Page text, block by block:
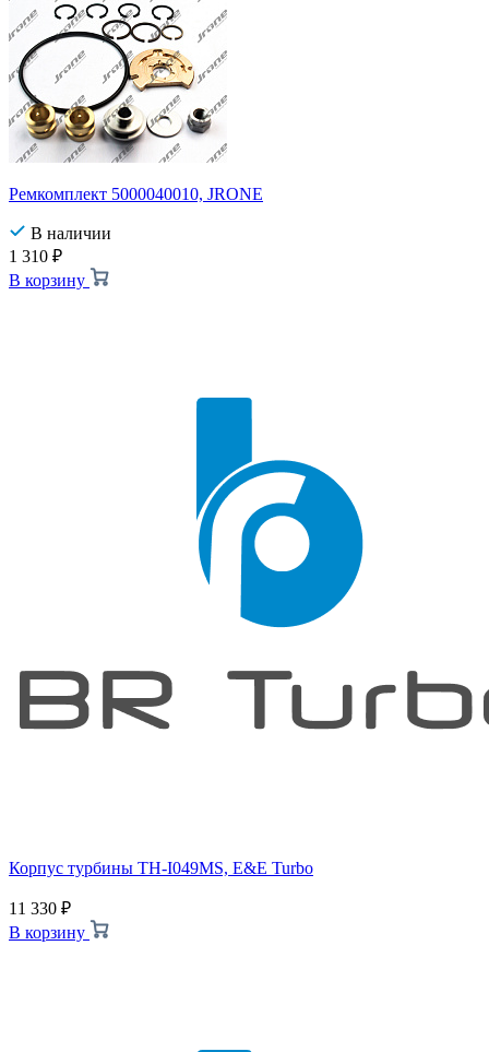
Ремкомплект 5000040010, JRONE
В наличии
1 310 ₽
В корзину
Корпус турбины TH-I049MS, E&E Turbo
11 330 ₽
В корзину